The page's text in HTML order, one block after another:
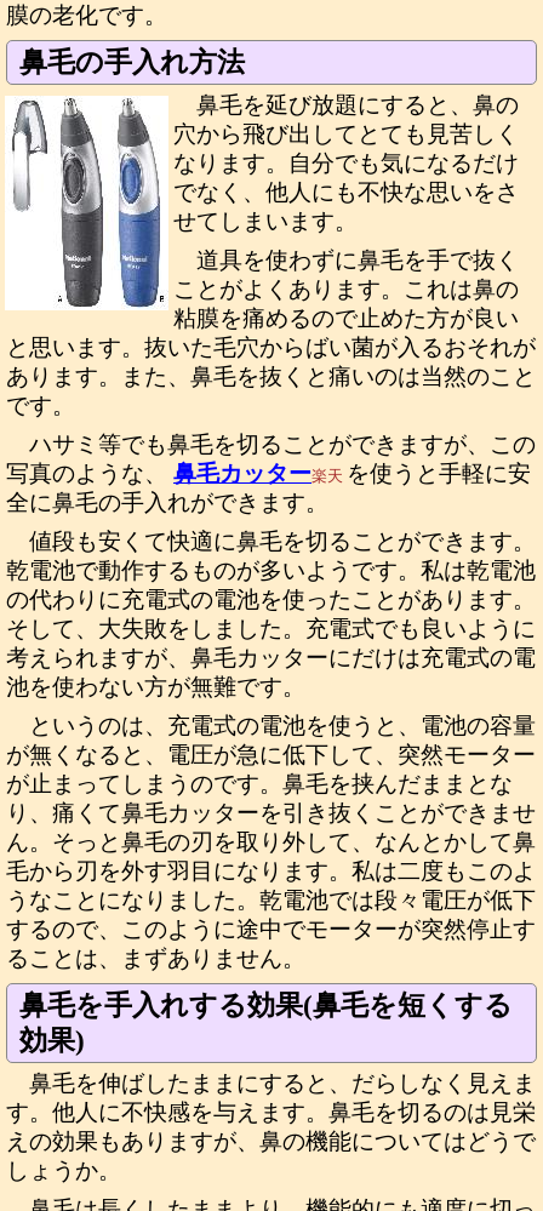
膜の老化です。
鼻毛の手入れ方法
鼻毛を延び放題にすると、鼻の
穴から飛び出してとても見苦しく
なります。自分でも気になるだけ
でなく、他人にも不快な思いをさ
せてしまいます。
道具を使わずに鼻毛を手で抜く
ことがよくあります。これは鼻の
粘膜を痛めるので止めた方が良い
と思います。抜いた毛穴からばい菌が入るおそれが
あります。また、鼻毛を抜くと痛いのは当然のこと
です。
ハサミ等でも鼻毛を切ることができますが、この
写真のような、 鼻毛カッター楽天 を使うと手軽に安
全に鼻毛の手入れができます。
値段も安くて快適に鼻毛を切ることができます。
乾電池で動作するものが多いようです。私は乾電池
の代わりに充電式の電池を使ったことがあります。
そして、大失敗をしました。充電式でも良いように
考えられますが、鼻毛カッターにだけは充電式の電
池を使わない方が無難です。
というのは、充電式の電池を使うと、電池の容量
が無くなると、電圧が急に低下して、突然モーター
が止まってしまうのです。鼻毛を挟んだままとな
り、痛くて鼻毛カッターを引き抜くことができませ
ん。そっと鼻毛の刃を取り外して、なんとかして鼻
毛から刃を外す羽目になります。私は二度もこのよ
うなことになりました。乾電池では段々電圧が低下
するので、このように途中でモーターが突然停止す
ることは、まずありません。
鼻毛を手入れする効果(鼻毛を短くする
効果)
鼻毛を伸ばしたままにすると、だらしなく見えま
す。他人に不快感を与えます。鼻毛を切るのは見栄
えの効果もありますが、鼻の機能についてはどうで
しょうか。